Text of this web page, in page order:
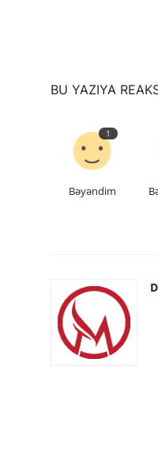
BU YAZIYA
1
Bəyəndim